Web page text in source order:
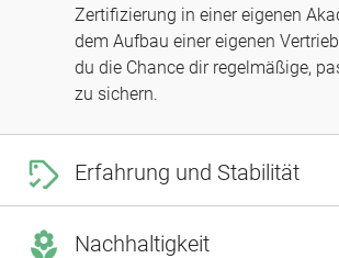
Zertifizierung in einer eigenen
dem Aufbau einer eigenen
du die Chance dir regelmäßige,
zu sichern.
Erfahrung und Stabilität
Nachhaltigkeit